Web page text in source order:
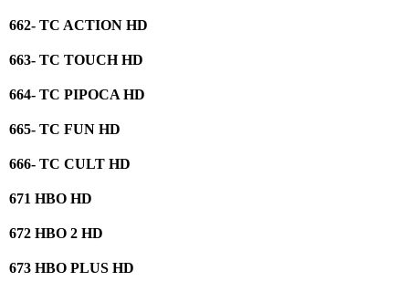
662- TC ACTION HD
663- TC TOUCH HD
664- TC PIPOCA HD
665- TC FUN HD
666- TC CULT HD
671 HBO HD
672 HBO 2 HD
673 HBO PLUS HD